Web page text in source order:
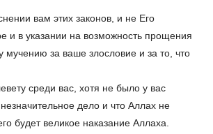
вам этих законов, и не Его
и в указании на возможность прощения
за ваше злословие и за то, что
среди вас, хотя не было у вас
дело и что Аллах не
будет великое наказание Аллаха.